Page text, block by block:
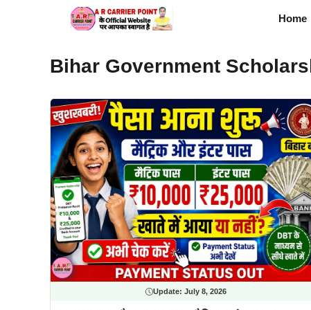
Home
Bihar Government
Update: July 8, 2026